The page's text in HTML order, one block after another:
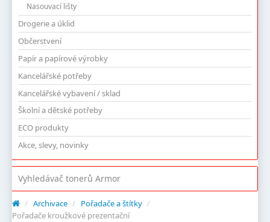
Nasouvací lišty
Drogerie a úklid
Občerstvení
Papír a papírové výrobky
Kancelářské potřeby
Kancelářské vybavení / sklad
Školní a dětské potřeby
ECO produkty
Akce, slevy, novinky
Vyhledávač tonerů Armor
/ Archivace / Pořadače a štítky /
Pořadače kroužkové prezentační